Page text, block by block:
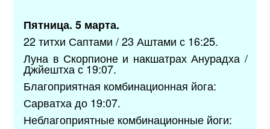
Пятница. 5 марта.
22 титхи Саптами / 23 Аштами с 16:25.
Луна в Скорпионе и накшатрах Анурадха /
Джйештха с 19:07.
Благоприятная комбинационная йога:
Сарватха до 19:07.
Неблагоприятные комбинационные йоги: